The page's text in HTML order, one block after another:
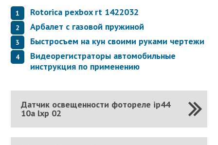
Rotorica pexbox rt 1422032
Арбалет с газовой пружиной
Быстросъем на кун своими руками чертежи
Видеорегистраторы автомобильные
инструкция по применению
Датчик освещенности фотореле ip44
10а lxp 02